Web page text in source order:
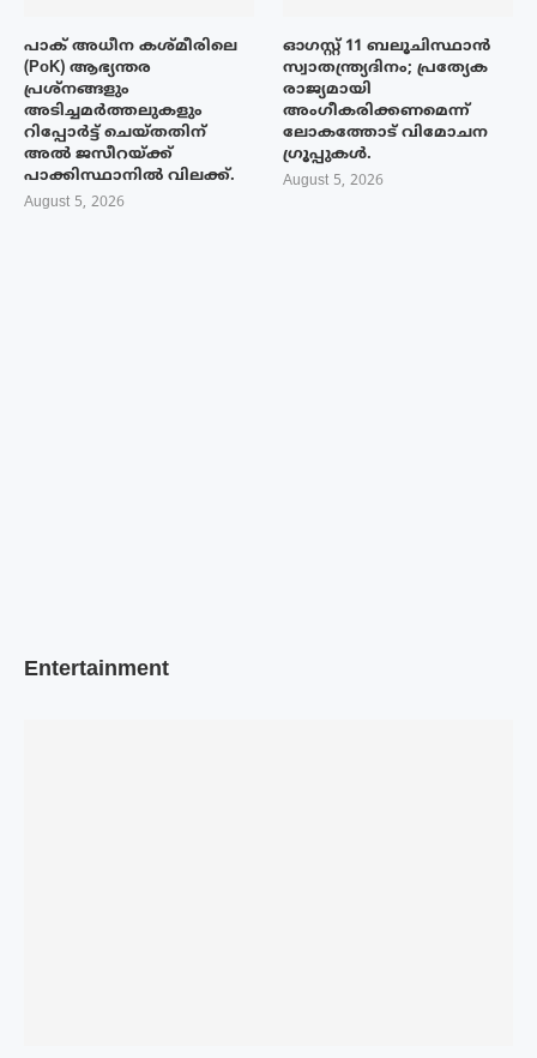
പാക് അധീന കശ്മീരിലെ
(PoK) ആഭ്യന്തര
പ്രശ്നങ്ങളും
അടിച്ചമർത്തലുകളും
റിപ്പോർട്ട് ചെയ്തതിന്
അൽ ജസീറയ്‌ക്ക്
പാക്കിസ്ഥാനിൽ വിലക്ക്.
August 5, 2026
ഓഗസ്റ്റ് 11 ബലൂചിസ്ഥാൻ
സ്വാതന്ത്ര്യദിനം; പ്രത്യേക
രാജ്യമായി
അംഗീകരിക്കണമെന്ന്
ലോകത്തോട് വിമോചന
ഗ്രൂപ്പുകൾ.
August 5, 2026
Entertainment